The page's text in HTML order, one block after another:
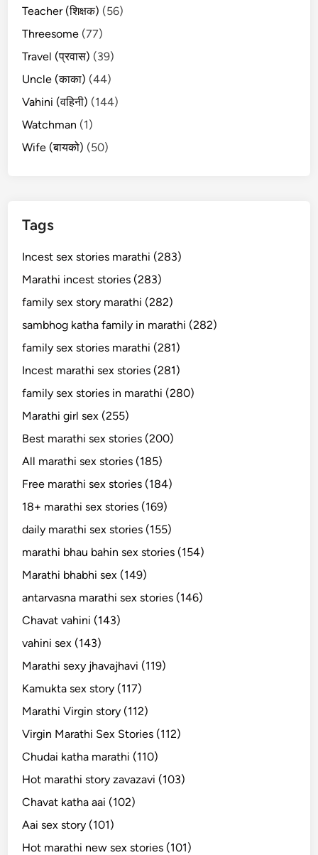
Teacher (शिक्षक) (56)
Threesome (77)
Travel (प्रवास) (39)
Uncle (काका) (44)
Vahini (वहिनी) (144)
Watchman (1)
Wife (बायको) (50)
Tags
Incest sex stories marathi (283)
Marathi incest stories (283)
family sex story marathi (282)
sambhog katha family in marathi (282)
family sex stories marathi (281)
Incest marathi sex stories (281)
family sex stories in marathi (280)
Marathi girl sex (255)
Best marathi sex stories (200)
All marathi sex stories (185)
Free marathi sex stories (184)
18+ marathi sex stories (169)
daily marathi sex stories (155)
marathi bhau bahin sex stories (154)
Marathi bhabhi sex (149)
antarvasna marathi sex stories (146)
Chavat vahini (143)
vahini sex (143)
Marathi sexy jhavajhavi (119)
Kamukta sex story (117)
Marathi Virgin story (112)
Virgin Marathi Sex Stories (112)
Chudai katha marathi (110)
Hot marathi story zavazavi (103)
Chavat katha aai (102)
Aai sex story (101)
Hot marathi new sex stories (101)